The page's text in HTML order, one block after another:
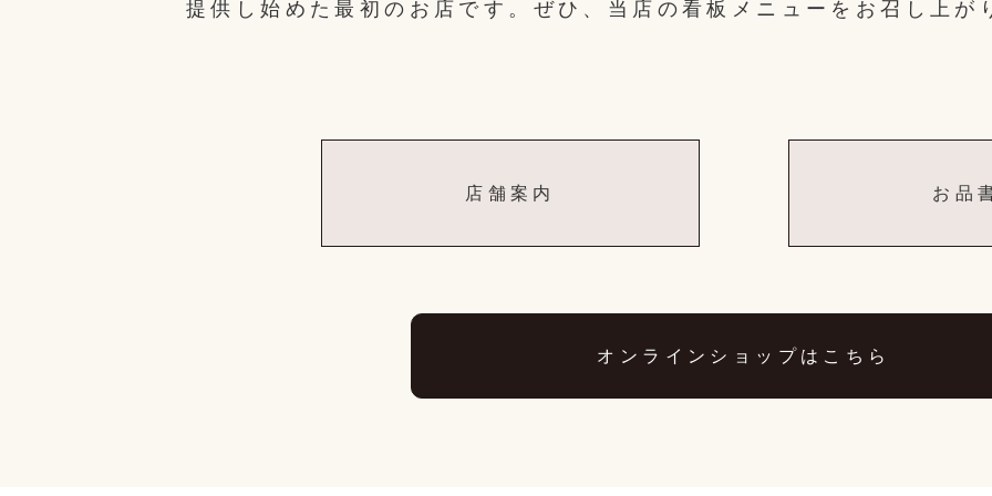
提供し始めた最初のお店です。ぜひ、当店の看板メニューをお召し上が
店舗案内 お品
オンラインショップはこちら